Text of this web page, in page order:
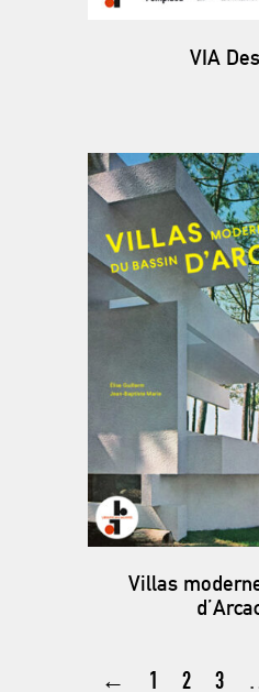
VIA
Villas
← 1 2 3